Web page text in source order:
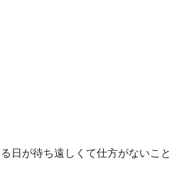
日が待ち遠しくて仕方がないこと